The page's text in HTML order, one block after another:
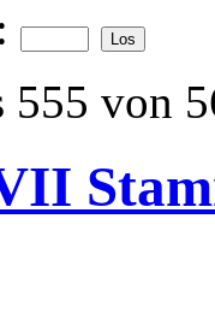
555 von